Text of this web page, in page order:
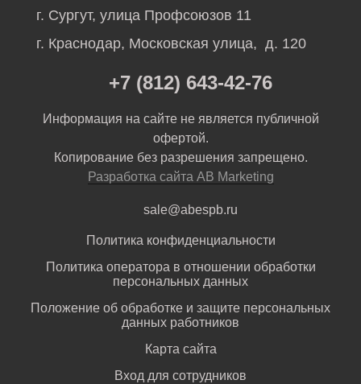
г. Сургут, улица Профсоюзов 11
г. Краснодар, Московская улица, д. 120
+7 (812) 643-42-76
Информация на сайте не является публичной
офертой.
Копирование без разрешения запрещено.
Разработка сайта AB Marketing
sale@abespb.ru
Политика конфиденциальности
Политика оператора в отношении обработки
персональных данных
Положение об обработке и защите персональных
данных работников
Карта сайта
Вход для сотрудников